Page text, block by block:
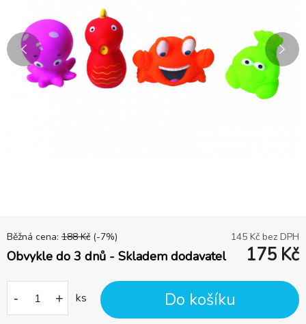
Běžná cena: 188 Kč (-7%) 145 Kč bez DPH
Obvykle do 3 dnů - Skladem dodavatel 175 Kč
- + ks Do košíku